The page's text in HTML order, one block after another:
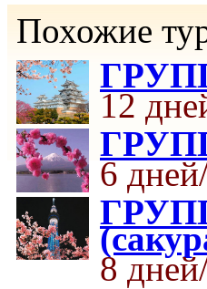
Похожие
12
6
8